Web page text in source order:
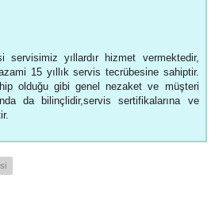
servisimiz yıllardır hizmet vermektedir,
15 yıllık servis tecrübesine sahiptir.
olduğu gibi genel nezaket ve müşteri
da bilinçlidir,servis sertifikalarına ve